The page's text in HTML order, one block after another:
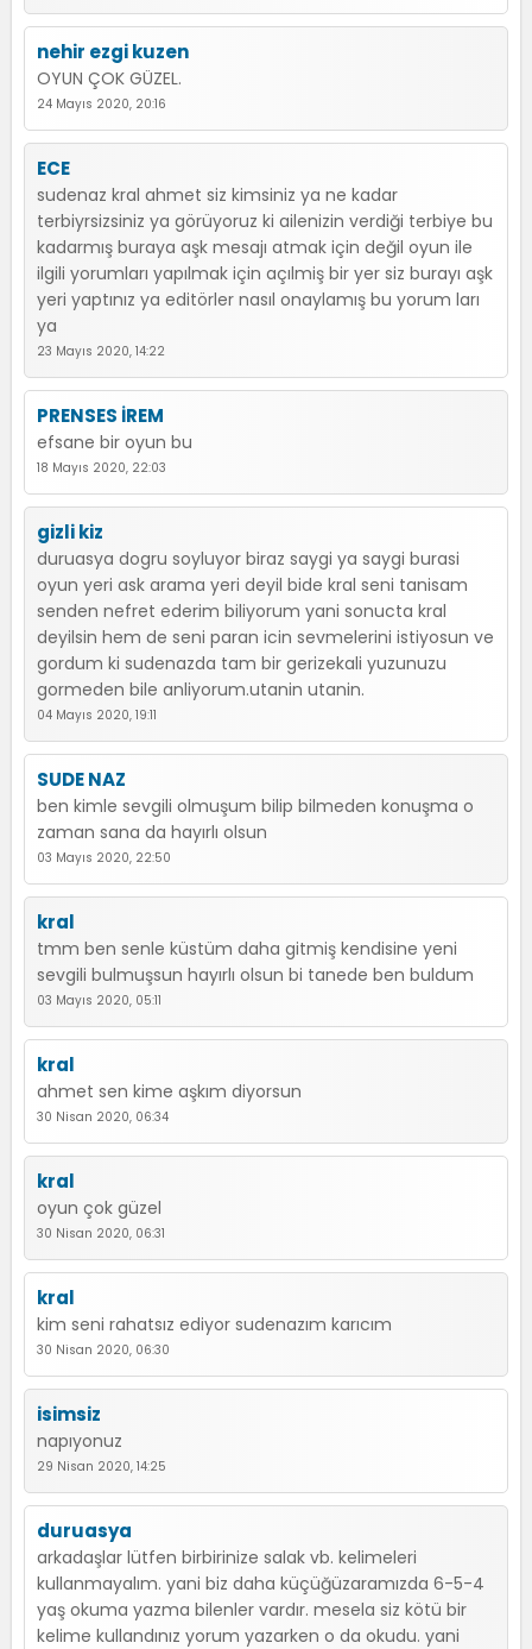
nehir ezgi kuzen
OYUN ÇOK GÜZEL.
24 Mayıs 2020, 20:16
ECE
sudenaz kral ahmet siz kimsiniz ya ne kadar
terbiyrsizsiniz ya görüyoruz ki ailenizin verdiği terbiye bu
kadarmış buraya aşk mesajı atmak için değil oyun ile
ilgili yorumları yapılmak için açılmiş bir yer siz burayı aşk
yeri yaptınız ya editörler nasıl onaylamış bu yorum ları
ya
23 Mayıs 2020, 14:22
PRENSES İREM
efsane bir oyun bu
18 Mayıs 2020, 22:03
gizli kiz
duruasya dogru soyluyor biraz saygi ya saygi burasi
oyun yeri ask arama yeri deyil bide kral seni tanisam
senden nefret ederim biliyorum yani sonucta kral
deyilsin hem de seni paran icin sevmelerini istiyosun ve
gordum ki sudenazda tam bir gerizekali yuzunuzu
gormeden bile anliyorum.utanin utanin.
04 Mayıs 2020, 19:11
SUDE NAZ
ben kimle sevgili olmuşum bilip bilmeden konuşma o
zaman sana da hayırlı olsun
03 Mayıs 2020, 22:50
kral
tmm ben senle küstüm daha gitmiş kendisine yeni
sevgili bulmuşsun hayırlı olsun bi tanede ben buldum
03 Mayıs 2020, 05:11
kral
ahmet sen kime aşkım diyorsun
30 Nisan 2020, 06:34
kral
oyun çok güzel
30 Nisan 2020, 06:31
kral
kim seni rahatsız ediyor sudenazım karıcım
30 Nisan 2020, 06:30
isimsiz
napıyonuz
29 Nisan 2020, 14:25
duruasya
arkadaşlar lütfen birbirinize salak vb. kelimeleri
kullanmayalım. yani biz daha küçüğüzaramızda 6-5-4
yaş okuma yazma bilenler vardır. mesela siz kötü bir
kelime kullandınız yorum yazarken o da okudu. yani